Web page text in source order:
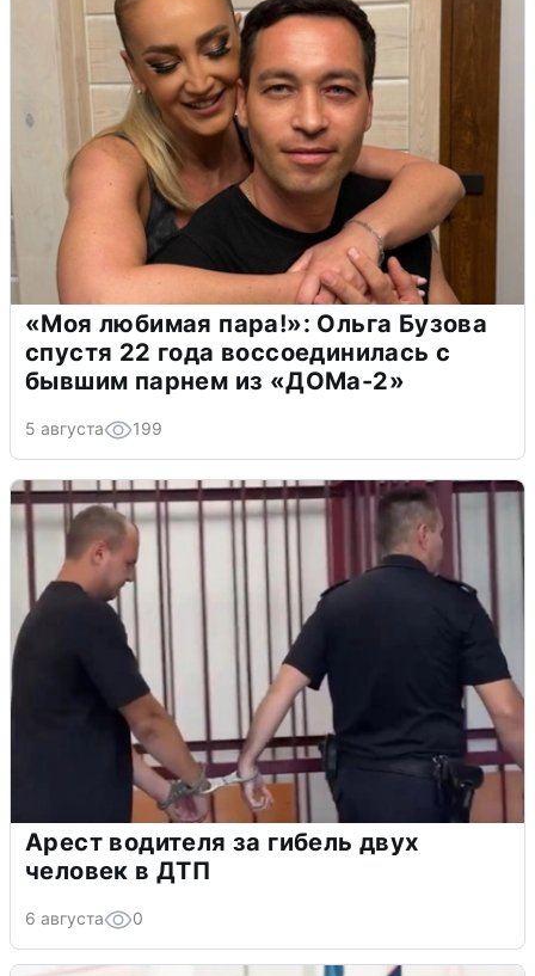
«Моя любимая пара!»: Ольга Бузова
спустя 22 года воссоединилась с
бывшим парнем из «ДОМа-2»
5 августа 199
Арест водителя за гибель двух
человек в ДТП
6 августа 0